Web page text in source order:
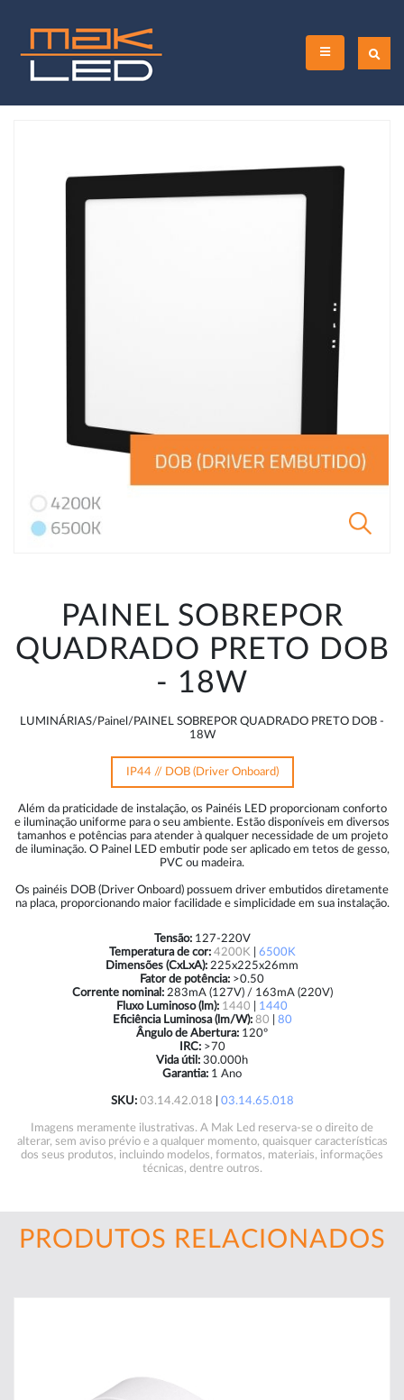
PAINEL SOBREPOR
QUADRADO PRETO DOB
- 18W
LUMINÁRIAS/Painel/PAINEL SOBREPOR QUADRADO PRETO DOB -
18W
IP44 // DOB (Driver Onboard)
Além da praticidade de instalação, os Painéis LED proporcionam conforto
e iluminação uniforme para o seu ambiente. Estão disponíveis em diversos
tamanhos e potências para atender à qualquer necessidade de um projeto
de iluminação. O Painel LED embutir pode ser aplicado em tetos de gesso,
PVC ou madeira.
Os painéis DOB (Driver Onboard) possuem driver embutidos diretamente
na placa, proporcionando maior facilidade e simplicidade em sua instalação.
Tensão:127-220V
Temperatura de cor: 4200K| 6500K
Dimensões (CxLxA): 225x225x26mm
Fator de potência: >0.50
Corrente nominal:283mA (127V) / 163mA (220V)
Fluxo Luminoso (lm): 1440
1440
Eficiência Luminosa (lm/W): 80
80
Ângulo de Abertura: 120º
IRC:>70
Vida útil: 30.000h
Garantia: 1 Ano
SKU: 03.14.42.018 03.14.65.018
Imagens meramente ilustrativas. A Mak Led reserva-se o direito de
alterar, sem aviso prévio e a qualquer momento, quaisquer características
dos seus produtos, incluindo modelos, formatos, materiais, informações
técnicas, dentre outros.
PRODUTOS RELACIONADOS